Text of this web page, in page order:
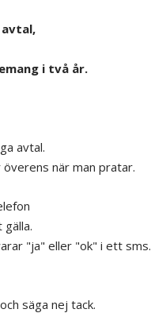
i två år.
avtal.
när man pratar.
"ja" eller "ok" i ett sms.
säga nej tack.